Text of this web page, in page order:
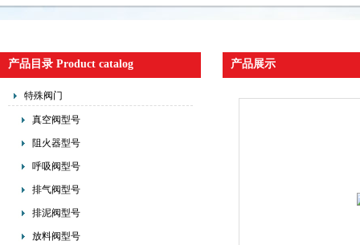
产品目录 Product catalog
特殊阀门
真空阀型号
阻火器型号
呼吸阀型号
排气阀型号
排泥阀型号
放料阀型号
产品展示